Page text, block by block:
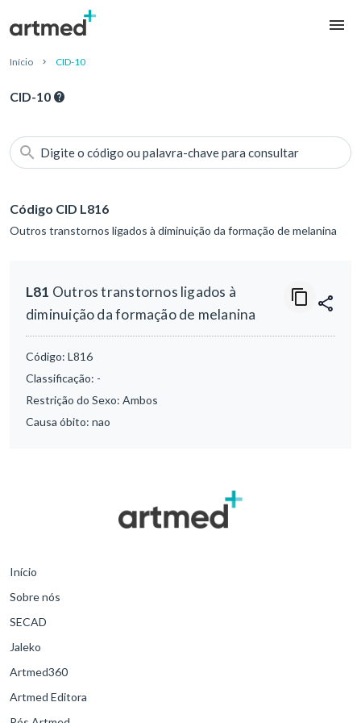
Início CID-10
CID-10
Digite o código ou palavra-chave para consultar
Código CID L816
Outros transtornos ligados à diminuição da formação de melanina
L81 Outros transtornos ligados à
diminuição da formação de melanina
Código: L816
Classificação: -
Restrição do Sexo: Ambos
Causa óbito: nao
Início
Sobre nós
SECAD
Jaleko
Artmed360
Artmed Editora